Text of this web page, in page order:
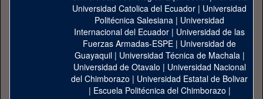
Universidad Catolica del Ecuador | Universidad
Politécnica Salesiana | Universidad
Internacional del Ecuador | Universidad de las
Fuerzas Armadas-ESPE | Universidad de
Guayaquil| Universidad Técnica de Machala|
Universidad de Otavalo | Universidad Nacional
del Chimborazo | Universidad Estatal de Bolivar
| Escuela Politécnica del Chimborazo |